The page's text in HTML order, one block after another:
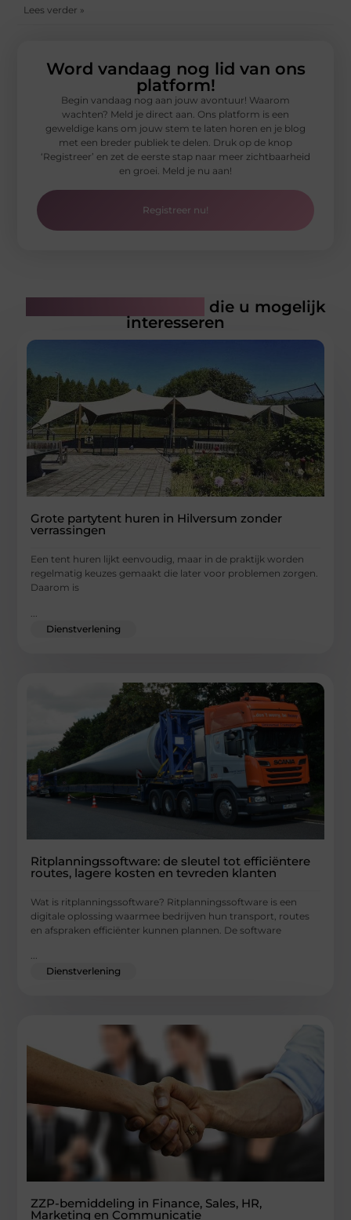
Lees verder »
Word vandaag nog lid van ons
platform!
Begin vandaag nog aan jouw avontuur! Waarom
wachten? Meld je direct aan. Ons platform is een
geweldige kans om jouw stem te laten horen en je blog
met een breder publiek te delen. Druk op de knop
‘Registreer’ en zet de eerste stap naar meer zichtbaarheid
en groei. Meld je nu aan!
Registreer nu!
die u mogelijk
interesseren
Grote partytent huren in Hilversum zonder
verrassingen
Een tent huren lijkt eenvoudig, maar in de praktijk worden
regelmatig keuzes gemaakt die later voor problemen zorgen.
Daarom is
Dienstverlening
Ritplanningssoftware: de sleutel tot efficiëntere
routes, lagere kosten en tevreden klanten
Wat is ritplanningssoftware? Ritplanningssoftware is een
digitale oplossing waarmee bedrijven hun transport, routes
en afspraken efficiënter kunnen plannen. De software
...
Dienstverlening
ZZP-bemiddeling in Finance, Sales, HR,
Marketing en Communicatie